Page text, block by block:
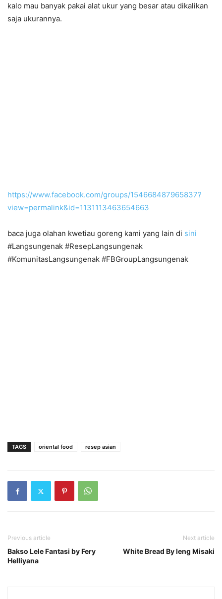
kalo mau banyak pakai alat ukur yang besar atau dikalikan
saja ukurannya.
https://www.facebook.com/groups/154668487965837?
view=permalink&id=1131113463654663
baca juga olahan kwetiau goreng kami yang lain di sini
#Langsungenak #ResepLangsungenak
#KomunitasLangsungenak #FBGroupLangsungenak
TAGS oriental food resep asian
Previous article
Bakso Lele Fantasi by Fery
Helliyana
Next article
White Bread By Ieng Misaki